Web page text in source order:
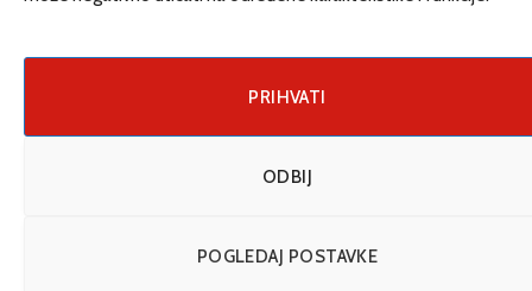
PRIHVATI
ODBIJ
POGLEDAJ POSTAVKE